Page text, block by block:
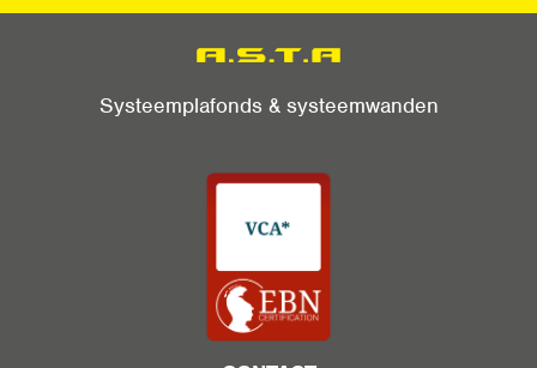
Systeemplafonds & systeemwanden